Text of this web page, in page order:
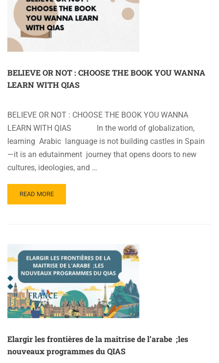
PARLER
EN
ARABE
}
BELIEVE OR NOT : CHOOSE THE BOOK YOU WANNA
LEARN WITH QIAS
BELIEVE OR NOT : CHOOSE THE BOOK YOU WANNA
LEARN WITH QIAS In the world of globalization,
learning Arabic language is not building castles in Spain
—it is an edutainment journey that opens doors to new
cultures, ideologies, and …
READ
MORE
:
CHOOSE
THE
BOOK
YOU
WANNA
LEARN
WITH
READ MORE
Elargir les frontières de la maitrise de l’arabe ;les
nouveaux programmes du QIAS